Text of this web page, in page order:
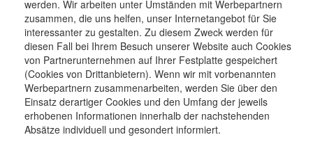
werden. Wir arbeiten unter Umständen mit Werbepartnern
zusammen, die uns helfen, unser Internetangebot für Sie
interessanter zu gestalten. Zu diesem Zweck werden für
diesen Fall bei Ihrem Besuch unserer Website auch Cookies
von Partnerunternehmen auf Ihrer Festplatte gespeichert
(Cookies von Drittanbietern). Wenn wir mit vorbenannten
Werbepartnern zusammenarbeiten, werden Sie über den
Einsatz derartiger Cookies und den Umfang der jeweils
erhobenen Informationen innerhalb der nachstehenden
Absätze individuell und gesondert informiert.